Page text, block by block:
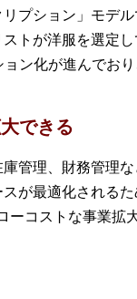
プション」モデ
トが洋服を選定
ン化が進んでお
できる
管理、財務管理
が最適化される
コストな事業拡